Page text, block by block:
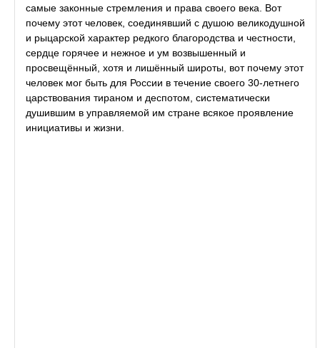
самые законные стремления и права своего века. Вот
почему этот человек, соединявший с душою великодушной
и рыцарской характер редкого благородства и честности,
сердце горячее и нежное и ум возвышенный и
просвещённый, хотя и лишённый широты, вот почему этот
человек мог быть для России в течение своего 30-летнего
царствования тираном и деспотом, систематически
душившим в управляемой им стране всякое проявление
инициативы и жизни.